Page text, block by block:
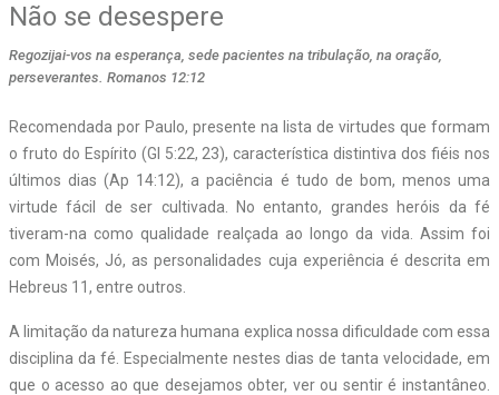
Não se desespere
Regozijai-vos na esperança, sede pacientes na tribulação, na oração,
perseverantes. Romanos 12:12
Recomendada por Paulo, presente na lista de virtudes que formam
o fruto do Espírito (Gl 5:22, 23), característica distintiva dos fiéis nos
últimos dias (Ap 14:12), a paciência é tudo de bom, menos uma
virtude fácil de ser cultivada. No entanto, grandes heróis da fé
tiveram-na como qualidade realçada ao longo da vida. Assim foi
com Moisés, Jó, as personalidades cuja experiência é descrita em
Hebreus 11, entre outros.
A limitação da natureza humana explica nossa dificuldade com essa
disciplina da fé. Especialmente nestes dias de tanta velocidade, em
que o acesso ao que desejamos obter, ver ou sentir é instantâneo.